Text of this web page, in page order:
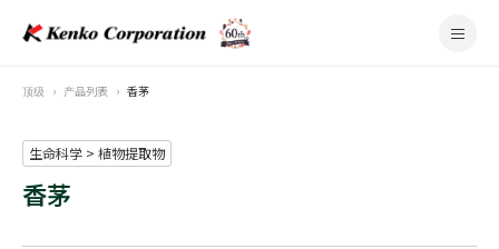
顶级 产品列表 香茅
生命科学 > 植物提取物
香茅